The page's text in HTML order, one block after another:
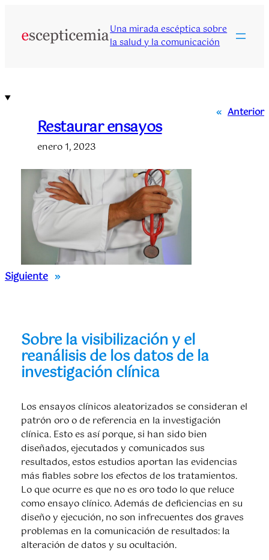
contenido
Una mirada escéptica sobre
la salud y la comunicación
« Anterior
Restaurar ensayos
enero 1, 2023
Siguiente »
Sobre la visibilización y el
reanálisis de los datos de la
investigación clínica
Los ensayos clínicos aleatorizados se consideran el
patrón oro o de referencia en la investigación
clínica. Esto es así porque, si han sido bien
diseñados, ejecutados y comunicados sus
resultados, estos estudios aportan las evidencias
más fiables sobre los efectos de los tratamientos.
Lo que ocurre es que no es oro todo lo que reluce
como ensayo clínico. Además de deficiencias en su
diseño y ejecución, no son infrecuentes dos graves
problemas en la comunicación de resultados: la
alteración de datos y su ocultación.